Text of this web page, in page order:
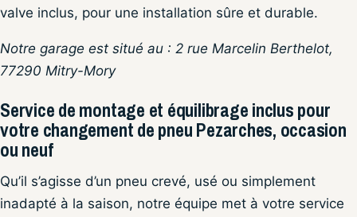
valve inclus, pour une installation sûre et durable.
Notre garage est situé au : 2 rue Marcelin Berthelot,
77290 Mitry-Mory
Service de montage et équilibrage inclus pour
votre changement de pneu Pezarches, occasion
ou neuf
Qu’il s’agisse d’un pneu crevé, usé ou simplement
inadapté à la saison, notre équipe met à votre service